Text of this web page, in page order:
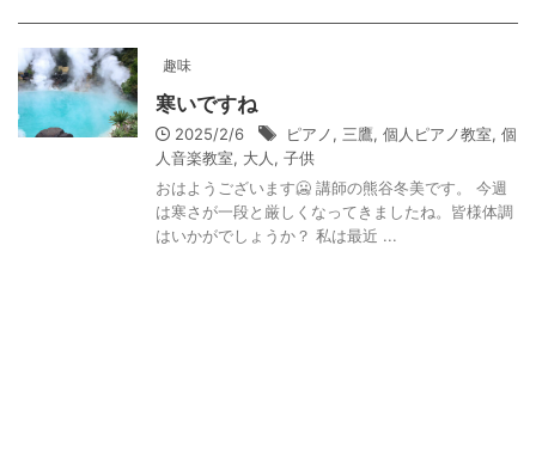
趣味
寒いですね
2025/2/6 ピアノ, 三鷹, 個人ピアノ教室, 個
人音楽教室, 大人 , 子供
おはようございます🥶 講師の熊谷冬美です。 今週
は寒さが一段と厳しくなってきましたね。皆様体調
はいかがでしょうか？ 私は最近 ...